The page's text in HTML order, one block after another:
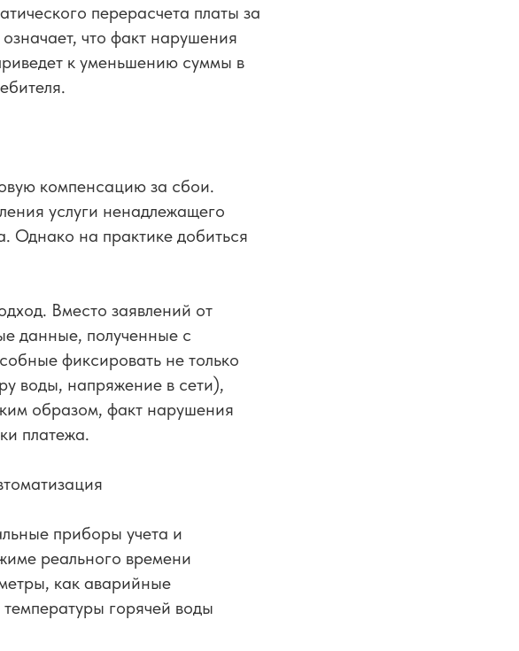
перерасчета платы за
что факт нарушения
к уменьшению суммы в
компенсацию за сбои.
услуги ненадлежащего
Однако на практике добиться
Вместо заявлений от
данные, полученные с
фиксировать не только
воды, напряжение в сети),
образом, факт нарушения
платежа.
приборы учета и
реального времени
как аварийные
горячей воды